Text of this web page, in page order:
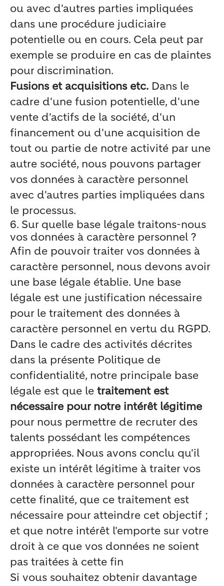
ou avec d'autres parties impliquées
dans une procédure judiciaire
potentielle ou en cours. Cela peut par
exemple se produire en cas de plaintes
pour discrimination.
Fusions et acquisitions etc. Dans le
cadre d'une fusion potentielle, d'une
vente d'actifs de la société, d'un
financement ou d'une acquisition de
tout ou partie de notre activité par une
autre société, nous pouvons partager
vos données à caractère personnel
avec d'autres parties impliquées dans
le processus.
6. Sur quelle base légale traitons-nous
vos données à caractère personnel ?
Afin de pouvoir traiter vos données à
caractère personnel, nous devons avoir
une base légale établie. Une base
légale est une justification nécessaire
pour le traitement des données à
caractère personnel en vertu du RGPD.
Dans le cadre des activités décrites
dans la présente Politique de
confidentialité, notre principale base
légale est que le traitement est
nécessaire pour notre intérêt légitime
pour nous permettre de recruter des
talents possédant les compétences
appropriées. Nous avons conclu qu'il
existe un intérêt légitime à traiter vos
données à caractère personnel pour
cette finalité, que ce traitement est
nécessaire pour atteindre cet objectif ;
et que notre intérêt l'emporte sur votre
droit à ce que vos données ne soient
pas traitées à cette fin
Si vous souhaitez obtenir davantage